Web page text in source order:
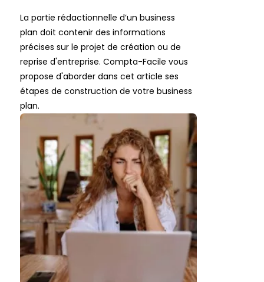
La partie rédactionnelle d’un business
plan doit contenir des informations
précises sur le projet de création ou de
reprise d'entreprise. Compta-Facile vous
propose d'aborder dans cet article ses
étapes de construction de votre business
plan.